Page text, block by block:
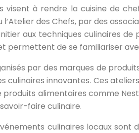
visent à rendre la cuisine de
l’Atelier des Chefs, par des
aux techniques culinaires
permettent de se familiariser
par des marques de
culinaires innovantes. Ces
produits alimentaires comme
faire culinaire.
culinaires locaux